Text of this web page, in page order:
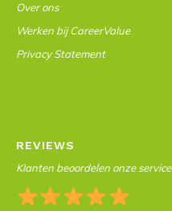
Over ons
Werken bij CareerValue
Privacy Statement
REVIEWS
Klanten beoordelen onze